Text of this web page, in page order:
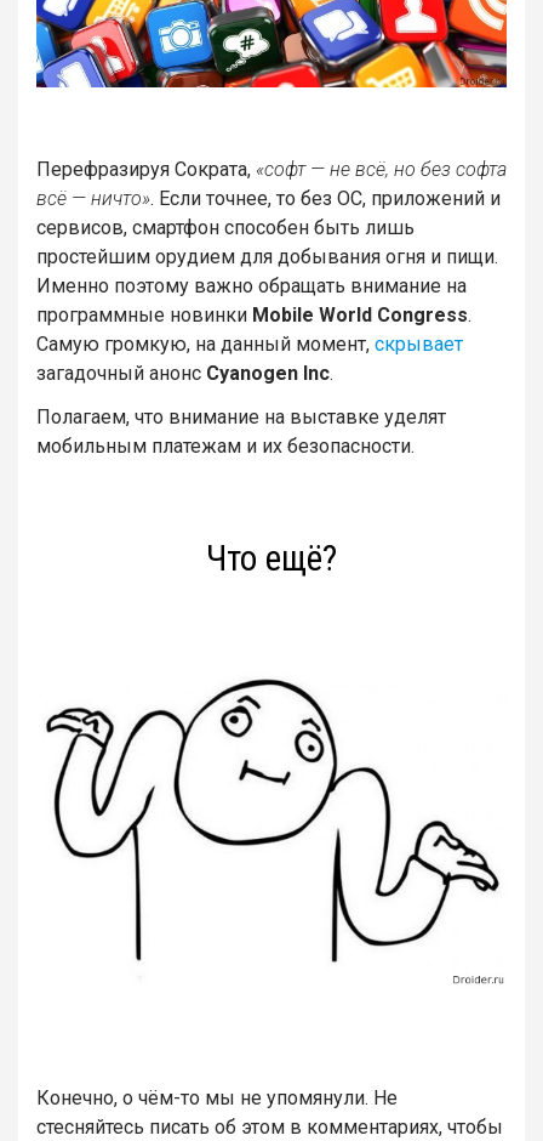
Перефразируя Сократа, «софт — не всё, но без софта
всё — ничто». Если точнее, то без ОС, приложений и
сервисов, смартфон способен быть лишь
простейшим орудием для добывания огня и пищи.
Именно поэтому важно обращать внимание на
программные новинки Mobile World Congress.
Самую громкую, на данный момент, скрывает
загадочный анонс Cyanogen Inc.
Полагаем, что внимание на выставке уделят
мобильным платежам и их безопасности.
Что ещё?
Конечно, о чём-то мы не упомянули. Не
стесняйтесь писать об этом в комментариях, чтобы